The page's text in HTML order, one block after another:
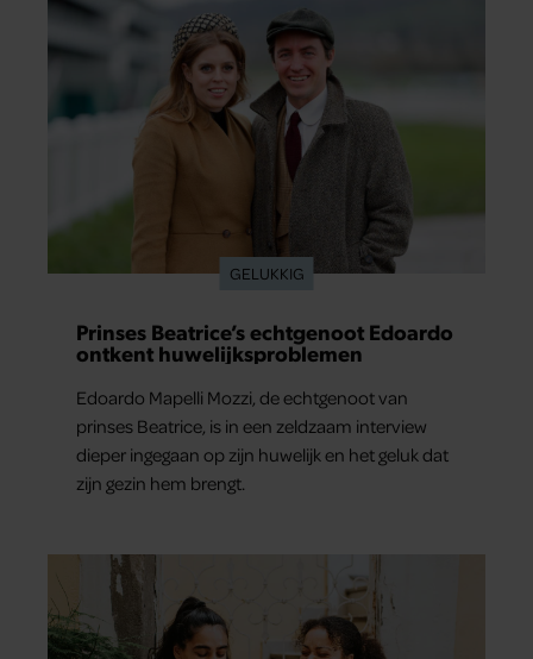
verder van zijn gevoel verwijderd raakte.
GELUKKIG
Prinses Beatrice’s echtgenoot Edoardo
ontkent huwelijksproblemen
Edoardo Mapelli Mozzi, de echtgenoot van
prinses Beatrice, is in een zeldzaam interview
dieper ingegaan op zijn huwelijk en het geluk dat
zijn gezin hem brengt.